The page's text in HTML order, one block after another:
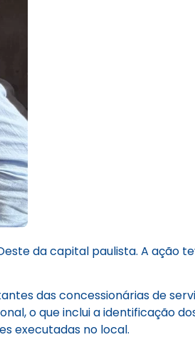
da capital paulista. A ação
das concessionárias de
o que inclui a identificação
executadas no local.